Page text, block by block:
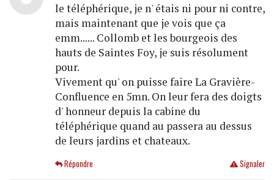
le téléphérique, je n' étais ni pour ni contre,
mais maintenant que je vois que ça
emm...... Collomb et les bourgeois des
hauts de Saintes Foy, je suis résolument
pour.
Vivement qu' on puisse faire La Gravière-
Confluence en 5mn. On leur fera des doigts
d' honneur depuis la cabine du
téléphérique quand au passera au dessus
de leurs jardins et chateaux.
Signaler
Répondre